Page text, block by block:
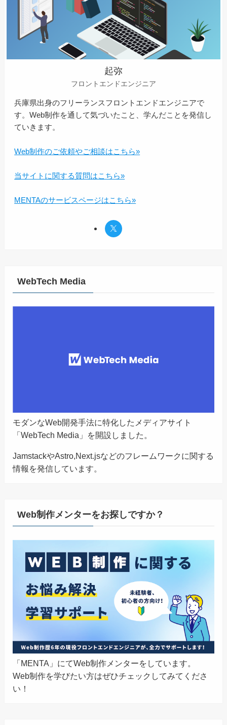
起弥
フロントエンドエンジニア
兵庫県出身のフリーランスフロントエンドエンジニアで
す。Web制作を通して気づいたこと、学んだことを発信し
ていきます。
Web制作のご依頼やご相談はこちら»
当サイトに関する質問はこちら»
MENTAのサービスページはこちら»
WebTech Media
モダンなWeb開発手法に特化したメディアサイト
「WebTech Media」を開設しました。
JamstackやAstro,Next.jsなどのフレームワークに関する
情報を発信しています。
Web制作メンターをお探しですか？
「MENTA」にてWeb制作メンターをしています。
Web制作を学びたい方はぜひチェックしてみてくださ
い！